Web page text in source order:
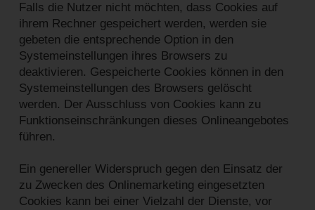
Falls die Nutzer nicht möchten, dass Cookies auf
ihrem Rechner gespeichert werden, werden sie
gebeten die entsprechende Option in den
Systemeinstellungen ihres Browsers zu
deaktivieren. Gespeicherte Cookies können in den
Systemeinstellungen des Browsers gelöscht
werden. Der Ausschluss von Cookies kann zu
Funktionseinschränkungen dieses Onlineangebotes
führen.
Ein genereller Widerspruch gegen den Einsatz der
zu Zwecken des Onlinemarketing eingesetzten
Cookies kann bei einer Vielzahl der Dienste, vor